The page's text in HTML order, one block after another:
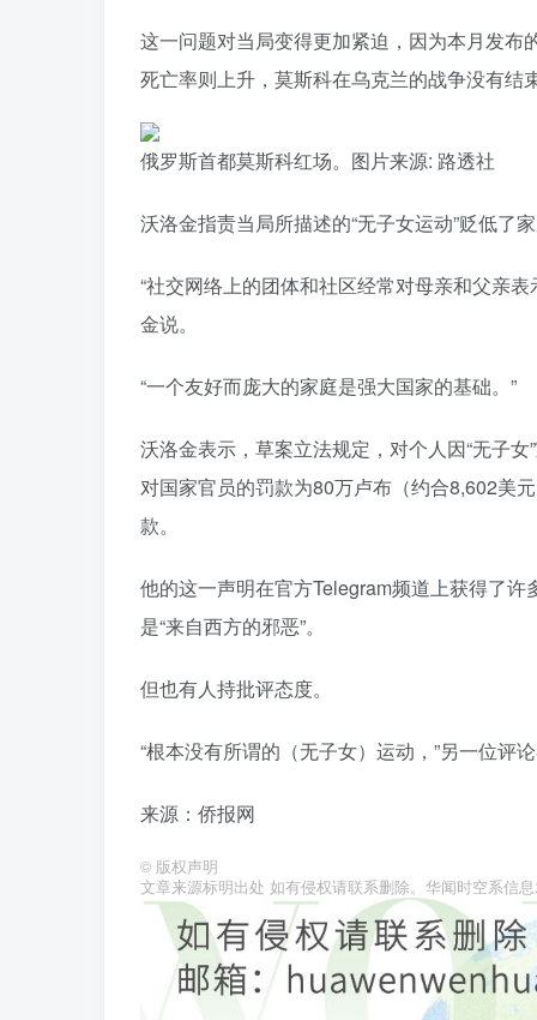
这一问题对当局变得更加紧迫，因为本月发
死亡率则上升，莫斯科在乌克兰的战争没有结
俄罗斯首都莫斯科红场。图片来源: 路透社
沃洛金指责当局所描述的“无子女运动”贬低了
“社交网络上的团体和社区经常对母亲和父亲
金说。
“一个友好而庞大的家庭是强大国家的基础。”
沃洛金表示，草案立法规定，对个人因“无子
对国家官员的罚款为80万卢布（约合8,602美
款。
他的这一声明在官方Telegram频道上获得了
是“来自西方的邪恶”。
但也有人持批评态度。
“根本没有所谓的（无子女）运动，”另一位评
来源：侨报网
© 版权声明
文章来源标明出处 如有侵权请联系删除。华闻时空系信